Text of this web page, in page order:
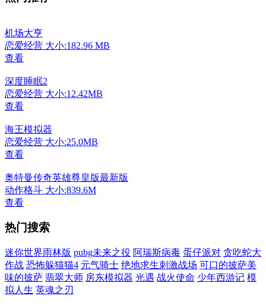
机场大亨
恋爱经营 大小:182.96 MB
查看
深度睡眠2
恋爱经营 大小:12.42MB
查看
海王模拟器
恋爱经营 大小:25.0MB
查看
奥特曼传奇英雄尊皇版最新版
动作格斗 大小:839.6M
查看
热门搜索
迷你世界雨林版 pubg未来之役 阿瑞斯病毒 蛋仔派对 贪吃蛇大
作战 恐怖躲猫猫4 元气骑士 绝地求生刺激战场 可口的披萨美
味的披萨 翡翠大师 房东模拟器 光遇 战火使命 少年西游记 模
拟人生 英魂之刃